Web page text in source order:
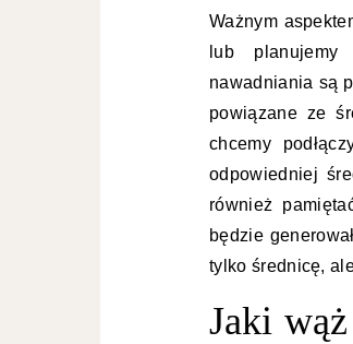
Ważnym
lub planujemy
nawadniania są
powiązane ze
chcemy
odpowiedniej
również
będzie
tylko średnicę,
Jaki